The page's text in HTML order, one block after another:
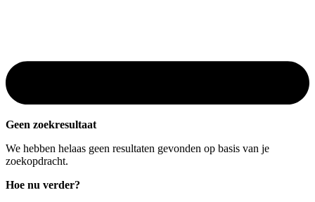
Geen zoekresultaat
We hebben helaas geen resultaten gevonden op basis van je
zoekopdracht.
Hoe nu verder?